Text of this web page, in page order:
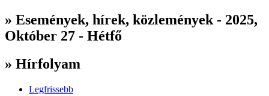
» Események, hírek, közlemények - 2025,
Október 27 - Hétfő
» Hírfolyam
Legfrissebb